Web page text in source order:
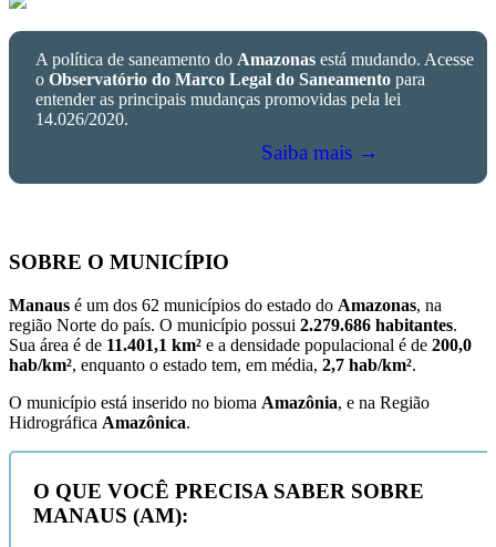
A política de saneamento do Amazonas está mudando. Acesse
o Observatório do Marco Legal do Saneamento para
entender as principais mudanças promovidas pela lei
14.026/2020.
Saiba mais →
SOBRE O MUNICÍPIO
Manaus é um dos 62 municípios do estado do Amazonas, na
região Norte do país. O município possui 2.279.686 habitantes.
Sua área é de 11.401,1 km² e a densidade populacional é de 200,0
hab/km², enquanto o estado tem, em média, 2,7 hab/km².
O município está inserido no bioma Amazônia, e na Região
Hidrográfica Amazônica.
O QUE VOCÊ PRECISA SABER SOBRE
MANAUS (AM):